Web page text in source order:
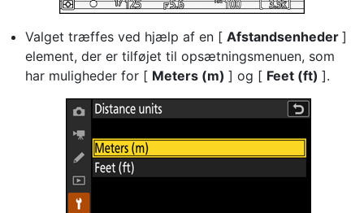
Valget træffes ved hjælp af en [ Afstandsenheder ]
element, der er tilføjet til opsætningsmenuen, som
har muligheder for [ Meters (m) ] og [ Feet (ft) ].